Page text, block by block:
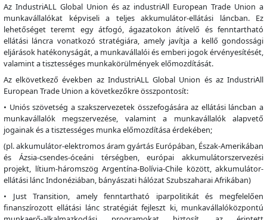
Az IndustriALL Global Union és az industriAll European Trade Union a
munkavállalókat képviseli a teljes akkumulátor-ellátási láncban. Ez
lehetőséget teremt egy átfogó, ágazatokon átívelő és fenntartható
ellátási láncra vonatkozó stratégiára, amely javítja a kellő gondossági
eljárások hatékonyságát, a munkavállalói és emberi jogok érvényesítését,
valamint a tisztességes munkakörülmények előmozdítását.
Az elkövetkező években az IndustriALL Global Union és az IndustriAll
European Trade Union a következőkre összpontosít:
• Uniós szövetség a szakszervezetek összefogására az ellátási láncban a
munkavállalók megszervezése, valamint a munkavállalók alapvető
jogainak és a tisztességes munka előmozdítása érdekében;
(pl. akkumulátor-elektromos áram gyártás Európában, Észak-Amerikában
és Ázsia-csendes-óceáni térségben, európai akkumulátorszervezési
projekt, lítium-háromszög Argentína-Bolívia-Chile között, akkumulátor-
ellátási lánc Indonéziában, bányászati hálózat Szubszaharai Afrikában)
• Just Transition, amely fenntartható iparpolitikát és megfelelően
finanszírozott ellátási lánc stratégiát fejleszt ki, munkavállalóközpontú